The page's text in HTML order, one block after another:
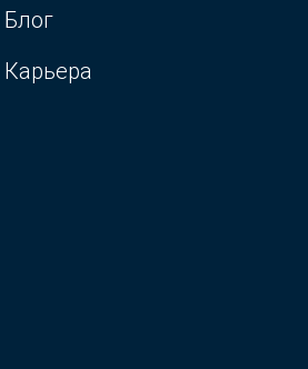
Блог
Карьера